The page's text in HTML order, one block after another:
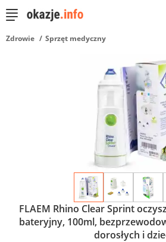
Zdrowie Sprzęt medyczny
FLAEM Rhino Clear Sprint
bateryjny, 100ml,
dorosłych i